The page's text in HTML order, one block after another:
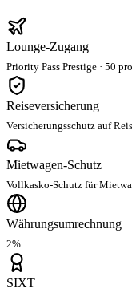
Lounge-Zugang
Priority Pass Prestige · 50
Reiseversicherung
Versicherungsschutz auf
Mietwagen-Schutz
Vollkasko-Schutz für
Währungsumrechnung
2%
SIXT